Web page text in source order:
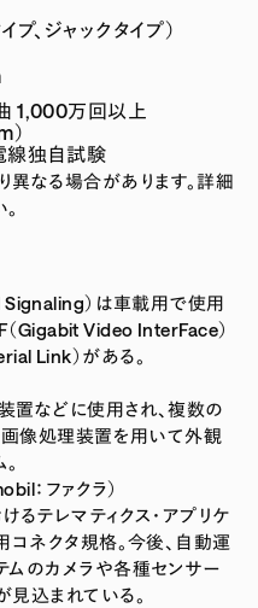
プ、ジャックタイプ）
1,000万回以上
）
独自試験
なる場合があります。詳細
）は車載用で使用
Gigabit Video InterFace）
Link）がある。
などに使用され、複数の
画像処理装置を用いて外観
：ファクラ）
るテレマティクス・アプリケ
コネクタ規格。今後、自動運
のカメラや各種センサー
込まれている。